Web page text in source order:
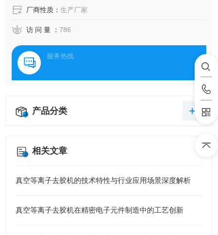
厂商性质： 生产厂家
访 问 量 ： 786
服务热线
产品分类
相关文章
真空等离子去胶机的技术特性与行业应用场景深度解析
真空等离子去胶机在精密电子元件制造中的工艺创新